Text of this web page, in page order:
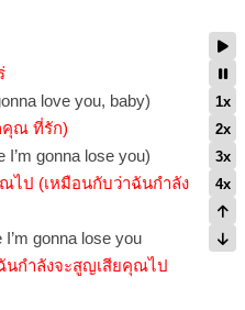
love you, baby)
คุณ ที่รัก)
I’m gonna lose you)
ไป (เหมือนกับว่าฉันกำลัง
gonna lose you
นกำลังจะสูญเสียคุณไป
1x
2x
3x
4x